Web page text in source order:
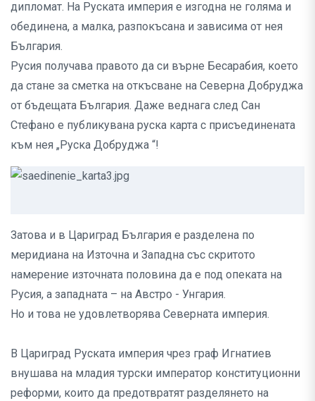
дипломат. На Руската империя е изгодна не голяма и
обединена, а малка, разпокъсана и зависима от нея
България.
Русия получава правото да си върне Бесарабия, което
да стане за сметка на откъсване на Северна Добруджа
от бъдещата България. Даже веднага след Сан
Стефано е публикувана руска карта с присъединената
към нея „Руска Добруджа “!
Затова и в Цариград България е разделена по
меридиана на Източна и Западна със скритото
намерение източната половина да е под опеката на
Русия, а западната – на Австро - Унгария.
Но и това не удовлетворява Северната империя.
В Цариград Руската империя чрез граф Игнатиев
внушава на младия турски император конституционни
реформи, които да предотвратят разделянето на